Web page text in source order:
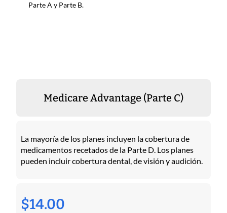
Parte A y Parte B.
Medicare Advantage (Parte C)
La mayoría de los planes incluyen la cobertura de
medicamentos recetados de la Parte D. Los planes
pueden incluir cobertura dental, de visión y audición.
$14.00